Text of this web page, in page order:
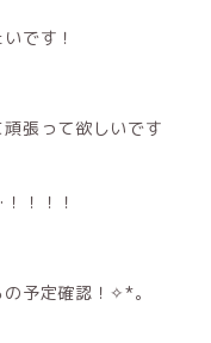
です！
張って欲しいです
！！！
予定確認！✧︎*。